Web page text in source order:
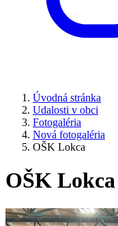
Úvodná stránka
Udalosti v obci
Fotogaléria
Nová fotogaléria
OŠK Lokca
OŠK Lokca